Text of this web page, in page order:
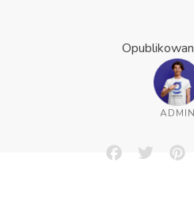
ADMIN
FacebookTwitter